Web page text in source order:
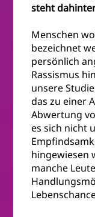
steht
Menschen
bezeichnet
persönlich
Rassismus
unsere
das zu einer
Abwertung
es sich nicht
hingewiesen
manche